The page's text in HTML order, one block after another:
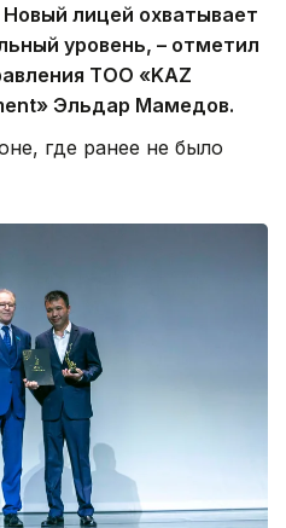
лицей охватывает
уровень, – отметил
ТОО «KAZ
Эльдар Мамедов.
где ранее не было